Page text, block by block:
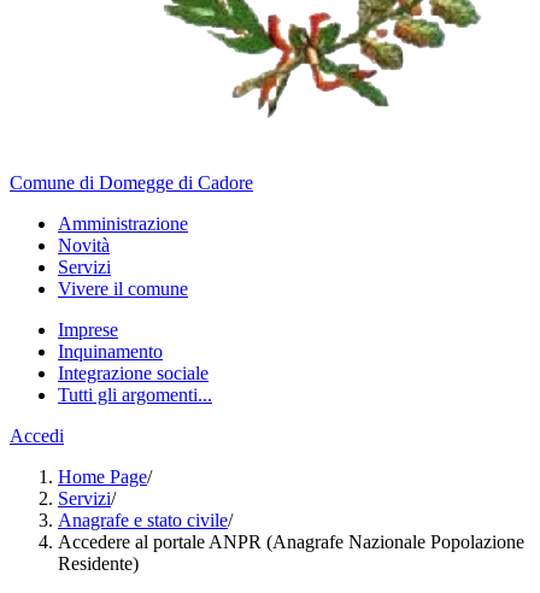
Comune di Domegge di Cadore
Amministrazione
Novità
Servizi
Vivere il comune
Imprese
Inquinamento
Integrazione sociale
Tutti gli argomenti...
Accedi
Home Page/
Servizi/
Anagrafe e stato civile/
Accedere al portale ANPR (Anagrafe Nazionale Popolazione
Residente)